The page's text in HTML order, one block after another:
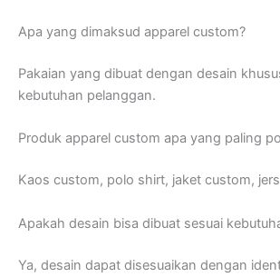
Apa yang dimaksud apparel custom?
Pakaian yang dibuat dengan desain
kebutuhan pelanggan.
Produk apparel custom apa yang paling
Kaos custom, polo shirt, jaket custom,
Apakah desain bisa dibuat sesuai
Ya, desain dapat disesuaikan dengan